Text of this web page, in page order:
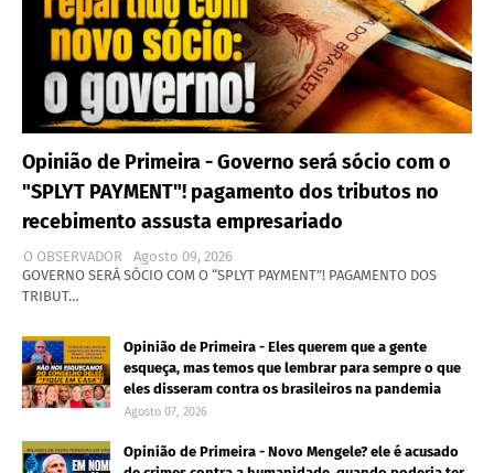
Opinião de Primeira - Governo será sócio com o
"SPLYT PAYMENT"! pagamento dos tributos no
recebimento assusta empresariado
O OBSERVADOR
Agosto 09, 2026
GOVERNO SERÁ SÓCIO COM O “SPLYT PAYMENT”! PAGAMENTO DOS
TRIBUT…
Opinião de Primeira - Eles querem que a gente
esqueça, mas temos que lembrar para sempre o que
eles disseram contra os brasileiros na pandemia
Agosto 07, 2026
Opinião de Primeira - Novo Mengele? ele é acusado